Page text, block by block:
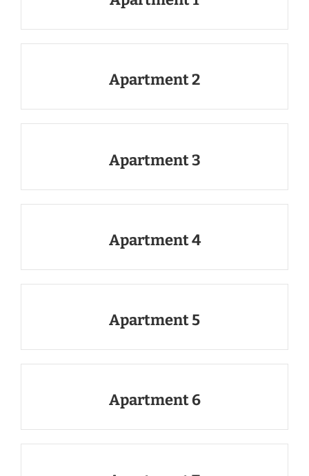
Apartment 2
Apartment 3
Apartment 4
Apartment 5
Apartment 6